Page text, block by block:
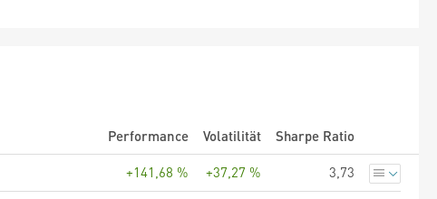
Performance Volatilität
Sharpe Ratio
+141,68 % +37,27 % 3,73